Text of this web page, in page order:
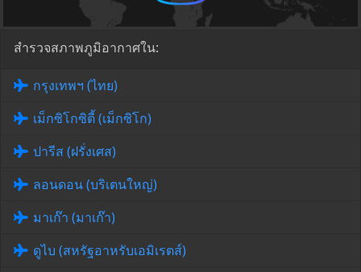
สำรวจสภาพภูมิอากาศใน:
กรุงเทพฯ (ไทย)
เม็กซิโกซิตี้ (เม็กซิโก)
ปารีส (ฝรั่งเศส)
ลอนดอน (บริเตนใหญ่)
มาเก๊า (มาเก๊า)
ดูไบ (สหรัฐอาหรับเอมิเรตส์)